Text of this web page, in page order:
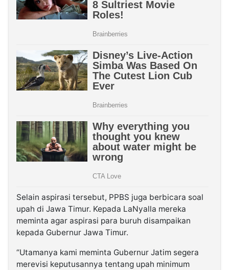
Selain aspirasi tersebut, PPBS juga berbicara soal
upah di Jawa Timur. Kepada LaNyalla mereka
meminta agar aspirasi para buruh disampaikan
kepada Gubernur Jawa Timur.
“Utamanya kami meminta Gubernur Jatim segera
merevisi keputusannya tentang upah minimum